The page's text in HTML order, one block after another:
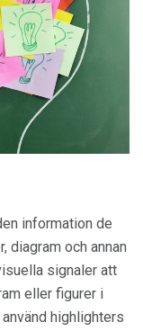
information de
diagram och annan
signaler att
eller figurer i
highlighters